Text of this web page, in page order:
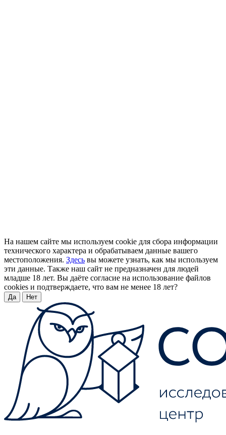
На нашем сайте мы используем cookie для сбора информации
технического характера и обрабатываем данные вашего
местоположения. Здесь вы можете узнать, как мы используем
эти данные. Также наш сайт не предназначен для людей
младше 18 лет. Вы даёте согласие на использование файлов
cookies и подтверждаете, что вам не менее 18 лет?
Да Нет